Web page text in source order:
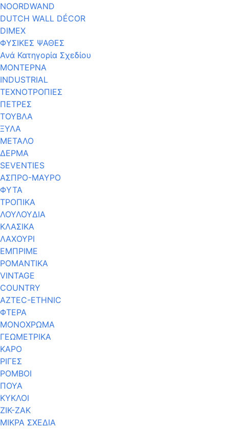
NOORDWAND
DUTCH WALL DÉCOR
DIMEX
ΦΥΣΙΚΕΣ ΨΑΘΕΣ
Ανά Κατηγορία Σχεδίου
ΜΟΝΤΕΡΝΑ
INDUSTRIAL
ΤΕΧΝΟΤΡΟΠΙΕΣ
ΠΕΤΡΕΣ
ΤΟΥΒΛΑ
ΞΥΛΑ
ΜΕΤΑΛΟ
ΔΕΡΜΑ
SEVENTIES
ΑΣΠΡΟ-ΜΑΥΡΟ
ΦΥΤΑ
ΤΡΟΠΙΚΑ
ΛΟΥΛΟΥΔΙΑ
ΚΛΑΣΙΚΑ
ΛΑΧΟΥΡΙ
ΕΜΠΡΙΜΕ
ΡΟΜΑΝΤΙΚΑ
VINTAGE
COUNTRY
AZTEC-ETHNIC
ΦΤΕΡΑ
ΜΟΝΟΧΡΩΜΑ
ΓΕΩΜΕΤΡΙΚΑ
ΚΑΡΟ
ΡΙΓΕΣ
ΡΟΜΒΟΙ
ΠΟΥΑ
ΚΥΚΛΟΙ
ΖΙΚ-ΖΑΚ
ΜΙΚΡΑ ΣΧΕΔΙΑ